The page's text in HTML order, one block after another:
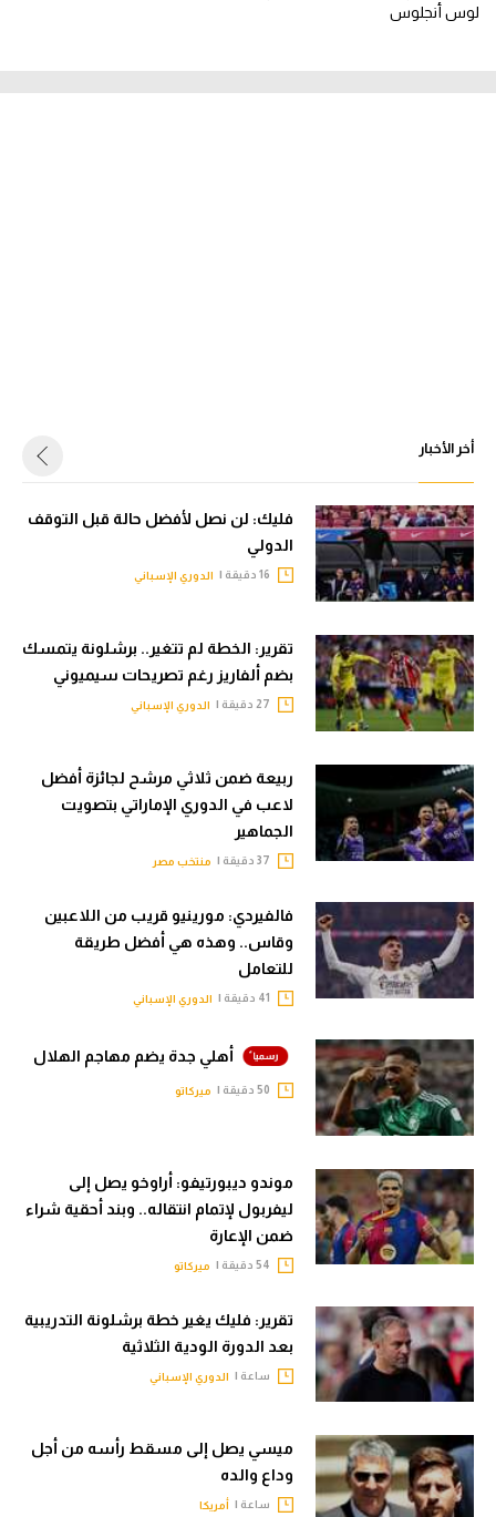
لوس أنجلوس
أخر الأخبار
فليك: لن نصل لأفضل حالة قبل التوقف
الدولي
الدوري الإسباني
تقرير: الخطة لم تتغير.. برشلونة يتمسك
بضم ألفاريز رغم تصريحات سيميوني
الدوري الإسباني
ربيعة ضمن ثلاثي مرشح لجائزة أفضل
لاعب في الدوري الإماراتي بتصويت
الجماهير
منتخب مصر
فالفيردي: مورينيو قريب من اللاعبين
وقاس.. وهذه هي أفضل طريقة
للتعامل
الدوري الإسباني
أهلي جدة يضم مهاجم الهلال
ميركاتو
موندو ديبورتيفو: أراوخو يصل إلى
ليفربول لإتمام انتقاله.. وبند أحقية شراء
ضمن الإعارة
ميركاتو
تقرير: فليك يغير خطة برشلونة التدريبية
بعد الدورة الودية الثلاثية
ساعة | الدوري الإسباني
ميسي يصل إلى مسقط رأسه من أجل
وداع والده
ساعة | أمريكا